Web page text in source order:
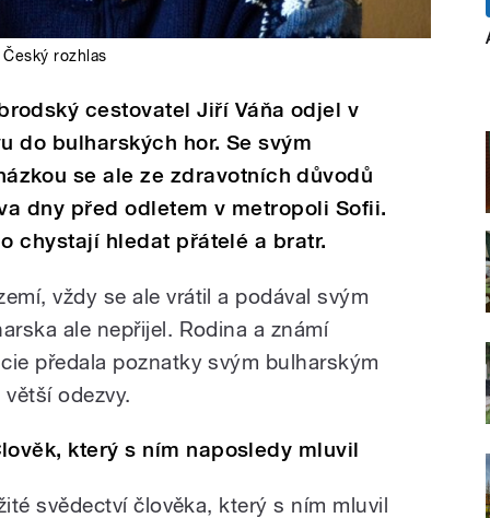
Český rozhlas
cestovatel Jiří Váňa odjel v
do bulharských hor. Se svým
se ale ze zdravotních důvodů
dny před odletem v metropoli Sofii.
chystají hledat přátelé a bratr.
vždy se ale vrátil a podával svým
ale nepřijel. Rodina a známí
předala poznatky svým bulharským
odezvy.
který s ním naposledy mluvil
svědectví člověka, který s ním mluvil